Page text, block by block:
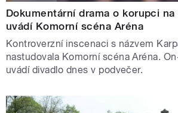
Dokumentární drama o korupci
uvádí Komorní scéna Aréna
Kontroverzní inscenaci s názvem
nastudovala Komorní scéna Aréna.
uvádí divadlo dnes v podvečer.